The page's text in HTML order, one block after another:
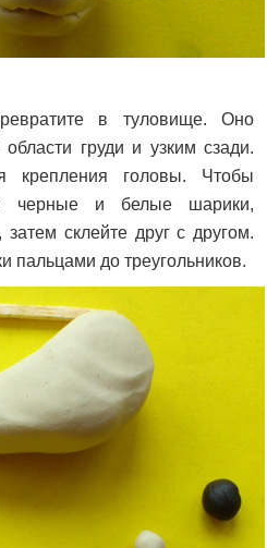
в туловище. Оно
груди и узким сзади.
крепления головы. Чтобы
черные и белые шарики,
затем склейте друг с другом.
пальцами до треугольников.